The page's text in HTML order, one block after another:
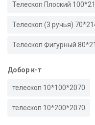
Телескоп Плоский
Телескоп (3 ручья)
Телескоп Фигурный
Добор к-т
телескоп 10*100*2070
телескоп 10*200*2070